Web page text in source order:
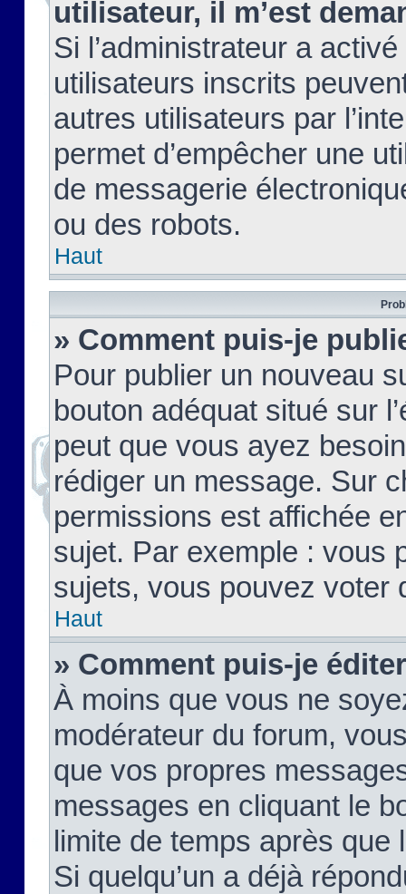
utilisateur, il m’est
Si l’administrateur a
utilisateurs inscrits
autres utilisateurs par
permet d’empêcher une
de messagerie
ou des robots.
Haut
» Comment puis-je
Pour publier un nouveau
bouton adéquat situé sur
peut que vous ayez
rédiger un message. Sur
permissions est affichée
sujet. Par exemple : vous
sujets, vous pouvez voter
Haut
» Comment puis-je
À moins que vous ne
modérateur du forum,
que vos propres
messages en cliquant le
limite de temps après que
Si quelqu’un a déjà